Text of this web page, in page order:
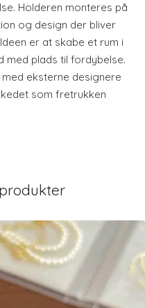
Holderen monteres på
og design der bliver
er at skabe et rum i
med plads til fordybelse.
eksterne designere
som fretrukken